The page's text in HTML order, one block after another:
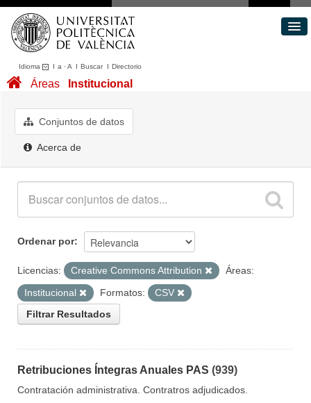
Idioma I a ·A I BuscarI Directorio
Conjuntos de datos
Acerca de
Áreas Institucional
Conjuntos de datos
Acerca de
Ordenar por
Licencias: Creative Commons Attribution
Áreas:
Institucional
Formatos:
CSV
Filtrar Resultados
Retribuciones Íntegras Anuales PAS (939)
Contratación administrativa. Contratros adjudicados.